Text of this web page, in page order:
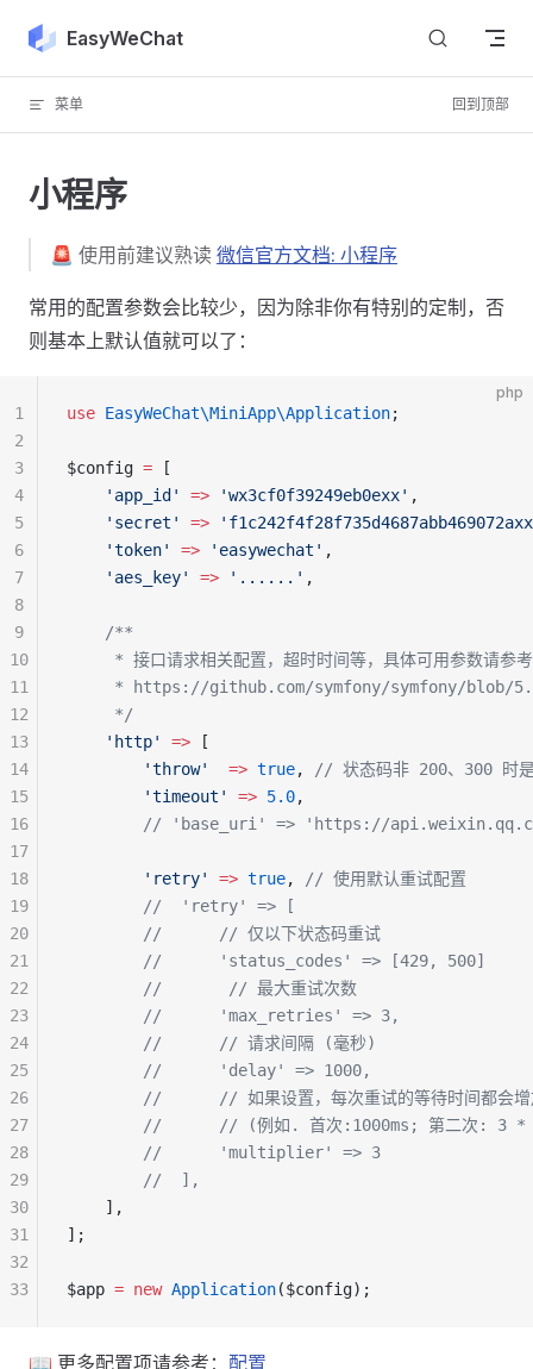
Skip to content
EasyWeChat
菜单 回到顶部
小程序
🚨 使用前建议熟读 微信官方文档: 小程序
常用的配置参数会比较少，因为除非你有特别的定制，否
则基本上默认值就可以了：
php
use EasyWeChat\MiniApp\Application;
$config = [
    'app_id'
=> 'wx3cf0f39249eb0exx' ,
    'secret'
=>
    'token'
=> 'easywechat' ,
    'aes_key'
=> '......' ,
    /**
* 接口请求相关配置，超时时间等，具体可用参数请参
* https://github.com/symfony/symfony/blob/
     */
    'http'
=> [
        'throw'
  =>
true,
// 状态码非 200、300 时是
        'timeout'
=> 5.0,
// 'base_uri' => 'https://
        'retry'
=> true,
// 使用默认重试配置
        //  'retry' => [
        //
      // 仅以下状态码重试
        //      'status_codes' => [429, 500]
        //
       // 最大重试次数
        //      'max_retries' => 3,
        //
      // 请求间隔 (毫秒)
        //      'delay' => 1000,
        //
// 如果设置，每次重试的等待时间都会
        //
// (例如. 首次:1000ms; 第二次: 3
        //      'multiplier' => 3
        //  ],
    ],
];
$app = new Application($config);
1
2
3
4
5
6
7
8
9
10
11
12
13
14
15
16
17
18
19
20
21
22
23
24
25
26
27
28
29
30
31
32
33
📖 更多配置项请参考： 配置